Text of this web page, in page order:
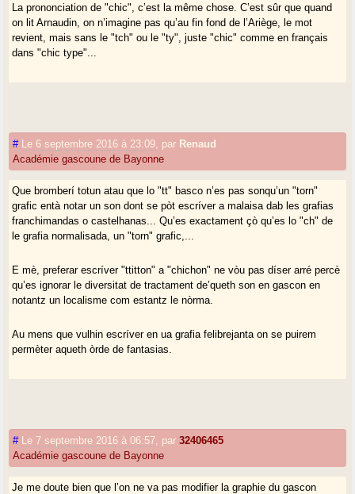
La prononciation de "chic", c’est la même chose. C’est sûr que quand
on lit Arnaudin, on n’imagine pas qu’au fin fond de l’Ariège, le mot
revient, mais sans le "tch" ou le "ty", juste "chic" comme en français
dans "chic type"...
# Le 6 septembre 2016 à 23:09 par Renaud
Académie gascoune de Bayonne
Que bromberí totun atau que lo "tt" basco n’es pas sonqu’un "torn"
grafic entà notar un son dont se pòt escríver a malaisa dab les grafias
franchimandas o castelhanas... Qu’es exactament çò qu’es lo "ch" de
le grafia normalisada, un "torn" grafic,...
E mè, preferar escríver "ttitton" a "chichon" ne vòu pas díser arré percè
qu’es ignorar le diversitat de tractament de’queth son en gascon en
notantz un localisme com estantz le nòrma.
Au mens que vulhin escríver en ua grafia felibrejanta on se puirem
permèter aqueth òrde de fantasias.
# Le 7 septembre 2016 à 06:57 par32406465
Académie gascoune de Bayonne
Je me doute bien que l’on ne va pas modifier la graphie du gascon